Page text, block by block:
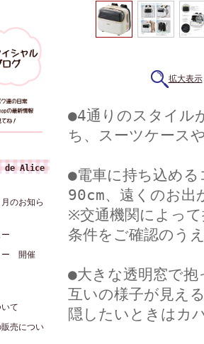
de Alice
のお知ら
ー 開催
て
売につい
拡大表示
●4通りのスタイル
ち、スーツケース
●電車に持ち込め
90cm、遠くのお
※交通機関によっ
条件をご確認のう
●大きな透明窓で
互いの様子が見え
隠したいときはカ